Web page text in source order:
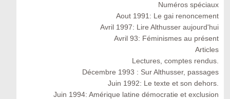
Numéros spéciaux
Aout 1991: Le gai renoncement
Avril 1997: Lire Althusser aujourd'hui
Avril 93: Féminismes au présent
Articles
Lectures, comptes rendus.
Décembre 1993 : Sur Althusser, passages
Juin 1992: Le texte et son dehors.
Juin 1994: Amérique latine démocratie et exclusion